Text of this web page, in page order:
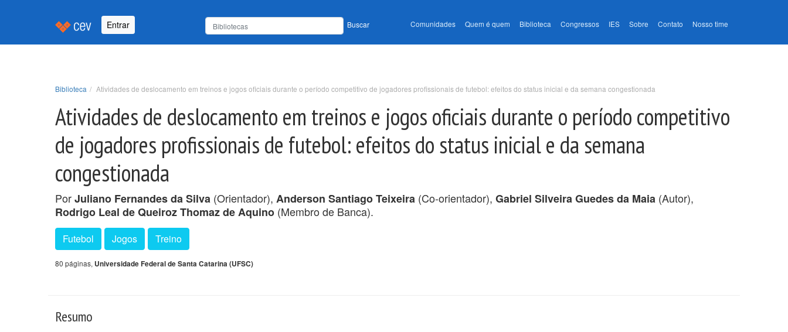
Entrar Buscar Comunidades Quem é quem Biblioteca Congressos IES Sobre Contato Nosso time
Biblioteca Atividades de deslocamento em treinos e jogos oficiais durante o período competitivo de jogadores profissionais de futebol: efeitos do status inicial e da semana congestionada
Atividades de deslocamento em treinos e jogos oficiais durante o período competitivo
de jogadores profissionais de futebol: efeitos do status inicial e da semana
congestionada
PorJuliano Fernandes da Silva (Orientador), Anderson Santiago Teixeira (Co-orientador), Gabriel Silveira Guedes da Maia (Autor),
Rodrigo Leal de Queiroz Thomaz de Aquino (Membro de Banca).
Futebol Jogos Treino
80 páginas, Universidade Federal de Santa Catarina (UFSC)
Resumo